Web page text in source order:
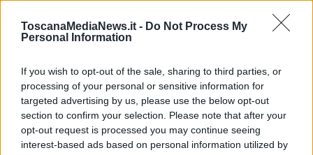
ToscanaMediaNews.it - Do Not Process My
Personal Information
If you wish to opt-out of the sale, sharing to third parties, or
processing of your personal or sensitive information for
targeted advertising by us, please use the below opt-out
section to confirm your selection. Please note that after your
opt-out request is processed you may continue seeing
interest-based ads based on personal information utilized by
TOSCANA —“La Regione Toscana ha investito in modo deciso
nella qualificazione del proprio sistema di servizi per l'a
affidamento familiarecostituisce una delle forme più belle e
generose di aiuto per i minori in situazioni di difficoltà ed è
strumento privilegiato per il sostegno alle relazioni e la prevenzione
di pratiche di allontanamento. - così l'assessore al sociale Serena
Spinelli su una tematica particolarmente sentita e significativa. - E
risultato di questo impegno è un’incidenza in Toscana del ricorso